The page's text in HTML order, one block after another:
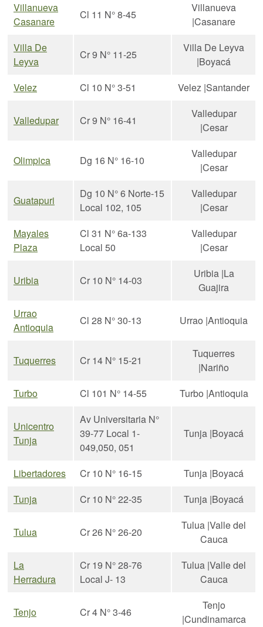
Villanueva
Casanare
Cl 11 N° 8-45
Villanueva
|Casanare
Villa De
Leyva
Cr 9 N° 11-25
Villa De Leyva
|Boyacá
Velez
Cl 10 N° 3-51 Velez |Santander
Valledupar Cr 9 N° 16-41
Valledupar
|Cesar
Olimpica Dg 16 N° 16-10
Valledupar
|Cesar
Guatapuri
Dg 10 N° 6 Norte-15
Local 102, 105
Valledupar
|Cesar
Mayales
Plaza
Cl 31 N° 6a-133
Local 50
Valledupar
|Cesar
Uribia Cr 10 N° 14-03
Uribia |La
Guajira
Urrao
Antioquia
Cl 28 N° 30-13 Urrao |Antioquia
Tuquerres Cr 14 N° 15-21
Tuquerres
|Nariño
Turbo
Cl 101 N° 14-55 Turbo |Antioquia
Unicentro
Tunja
Av Universitaria N°
39-77 Local 1-
049,050, 051
Tunja |Boyacá
Libertadores Cr 10 N° 16-15
Tunja |Boyacá
Tunja
Cr 10 N° 22-35 Tunja |Boyacá
Tulua Cr 26 N° 26-20
Tulua |Valle del
Cauca
La
Herradura
Cr 19 N° 28-76
Local J- 13
Tulua |Valle del
Cauca
Tenjo Cr 4 N° 3-46
Tenjo
|Cundinamarca